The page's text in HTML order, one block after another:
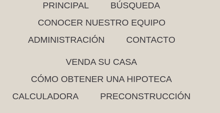
PRINCIPAL
BÚSQUEDA
CONOCER NUESTRO EQUIPO
ADMINISTRACIÓN
CONTACTO
VENDA SU CASA
CÓMO OBTENER UNA HIPOTECA
CALCULADORA
PRECONSTRUCCIÓN